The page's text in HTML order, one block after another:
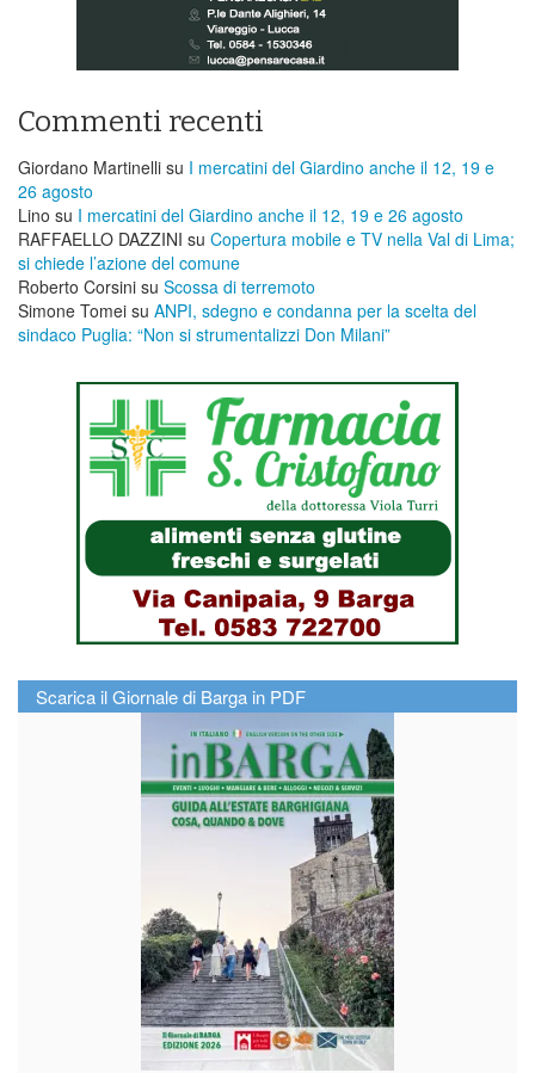
Commenti recenti
Giordano Martinelli su I mercatini del Giardino anche il 12, 19 e
26 agosto
Lino su I mercatini del Giardino anche il 12, 19 e 26 agosto
RAFFAELLO DAZZINI su ​Copertura mobile e TV nella Val di Lima;
si chiede l’azione del comune
Roberto Corsini su Scossa di terremoto
Simone Tomei su ANPI, sdegno e condanna per la scelta del
sindaco Puglia: “Non si strumentalizzi Don Milani”
Scarica il Giornale di Barga in PDF